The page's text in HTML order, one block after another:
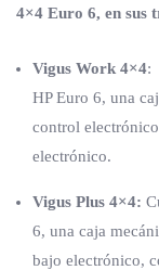
4×4 Euro 6, en sus
Vigus Work 4×4:
HP Euro 6, una
control
electrónico.
Vigus Plus 4×4:
6, una caja
bajo electrónico,